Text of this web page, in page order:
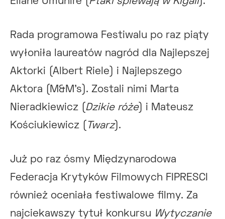
Rada programowa Festiwalu po raz piąty
wyłoniła laureatów nagród dla Najlepszej
Aktorki (Albert Riele) i Najlepszego
Aktora (M&M’s). Zostali nimi Marta
Nieradkiewicz ( Dzikie róże) i Mateusz
Kościukiewicz ( Twarz).
Już po raz ósmy Międzynarodowa
Federacja Krytyków Filmowych FIPRESCI
również oceniała festiwalowe filmy. Za
najciekawszy tytuł konkursu Wytyczanie